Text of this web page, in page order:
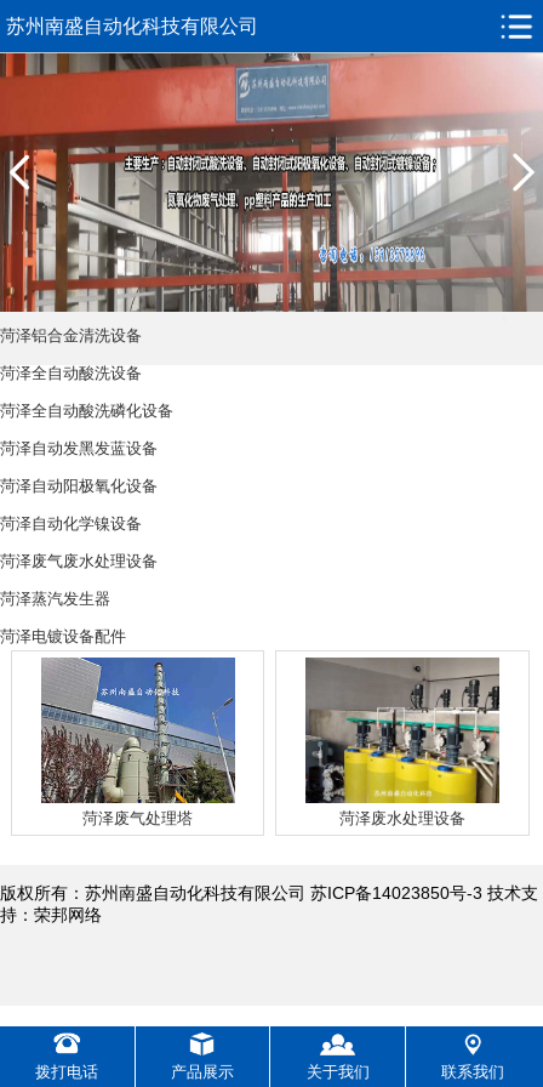
苏州南盛自动化科技有限公司
菏泽铝合金清洗设备
菏泽全自动酸洗设备
菏泽全自动酸洗磷化设备
菏泽自动发黑发蓝设备
菏泽自动阳极氧化设备
菏泽自动化学镍设备
菏泽废气废水处理设备
菏泽蒸汽发生器
菏泽电镀设备配件
菏泽废气处理塔 菏泽废水处理设备
版权所有：苏州南盛自动化科技有限公司 苏ICP备14023850号-3 技术支
持：荣邦网络
拨打电话 产品展示 关于我们 联系我们